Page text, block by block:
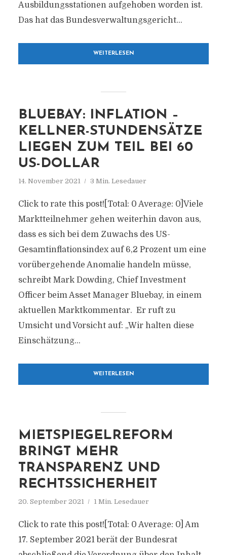
Ausbildungsstationen aufgehoben worden ist.
Das hat das Bundesverwaltungsgericht...
WEITERLESEN
BLUEBAY: INFLATION –
KELLNER-STUNDENSÄTZE
LIEGEN ZUM TEIL BEI 60
US-DOLLAR
14. November 2021 3 Min. Lesedauer
Click to rate this post![Total: 0 Average: 0]Viele
Marktteilnehmer gehen weiterhin davon aus,
dass es sich bei dem Zuwachs des US-
Gesamtinflationsindex auf 6,2 Prozent um eine
vorübergehende Anomalie handeln müsse,
schreibt Mark Dowding, Chief Investment
Officer beim Asset Manager Bluebay, in einem
aktuellen Marktkommentar. Er ruft zu
Umsicht und Vorsicht auf: „Wir halten diese
Einschätzung...
WEITERLESEN
MIETSPIEGELREFORM
BRINGT MEHR
TRANSPARENZ UND
RECHTSSICHERHEIT
20. September 2021 1 Min. Lesedauer
Click to rate this post![Total: 0 Average: 0] Am
17. September 2021 berät der Bundesrat